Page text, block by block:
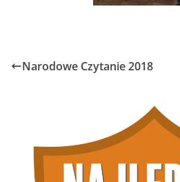
Narodowe Czytanie 2018